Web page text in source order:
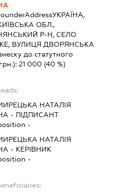
УКРАЇНА,
ОБЛ.,
Р-Н, СЕЛО
ВУЛИЦЯ ДВОРЯНСЬКА
до статутного
21 000 (40 %)
НАТАЛІЯ
- ПІДПИСАНТ
-
НАТАЛІЯ
- КЕРІВНИК
-